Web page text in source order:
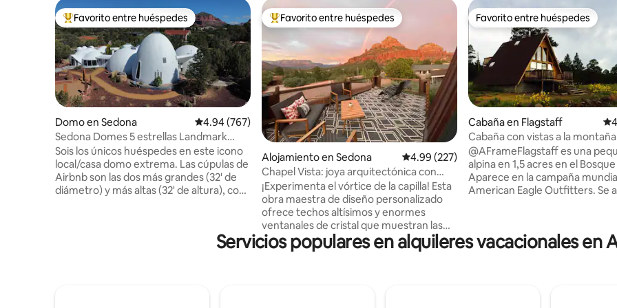
Favorito entre huéspedes preferido
Favorito entre huéspedes
Domo en Sedona Calificación promedio: 4.94 de 5, 767 reseñas
4.94 (767)
Sedona Domes 5 estrellas Landmark
Extreme Home - Xanadu
Sois los únicos huéspedes en este icono
local/casa domo extrema. Las cúpulas de
Airbnb son las dos más grandes (32' de
diámetro) y más altas (32' de altura), con
amanecer y la puesta de sol. Relájate en
Favorito entre huéspedes preferido
Favorito entre huéspedes
Alojamiento en Sedona Calificación promedio: 4.99 de 5, 227 reseñas
4.99 (227)
Chapel Vista: joya arquitectónica con
vistas mágicas
¡Experimenta el vórtice de la capilla! Esta
obra maestra de diseño personalizado
ofrece techos altísimos y enormes
ventanales de cristal que muestran las
montañas espirituales de Red Rock de
Sedona. Recientemente remodelada, la
Favorito entre huéspedes
Favorito entre huéspedes
Cabaña en Flagstaff
Cabaña con vistas a la
bosque nacional
@AFrameFlagstaff es una
alpina en 1,5 acres en el
Aparece en la campaña
American Eagle Outfitters. Se
histórico/Ruta 66. A 15 minutos
Servicios populares en alquileres vacacionales en